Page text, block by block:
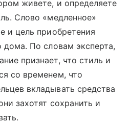
живете, и определяете
Слово «медленное»
и цель приобретения
дома. По словам эксперта,
признает, что стиль и
со временем, что
вкладывать средства
захотят сохранить и